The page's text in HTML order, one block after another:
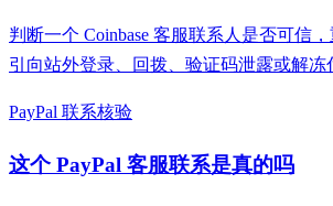
判断一个 Coinbase 客服联系人是否可信
引向站外登录、回拨、验证码泄露或解冻
PayPal 联系核验
这个 PayPal 客服联系是真的吗